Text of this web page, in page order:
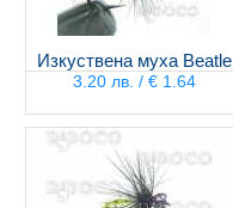
Изкуствена муха Beatle
3.20 лв. / € 1.64